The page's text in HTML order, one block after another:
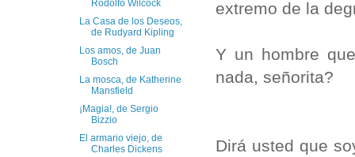
extremo de la
Y un hombre
nada, señorita?
Dirá usted que
Rodolfo Wilcock
La Casa de los Deseos,
de Rudyard Kipling
Los amos, de Juan
Bosch
La mosca, de Katherine
Mansfield
¡Magia!, de Sergio
Bizzio
El armario viejo, de
Charles Dickens